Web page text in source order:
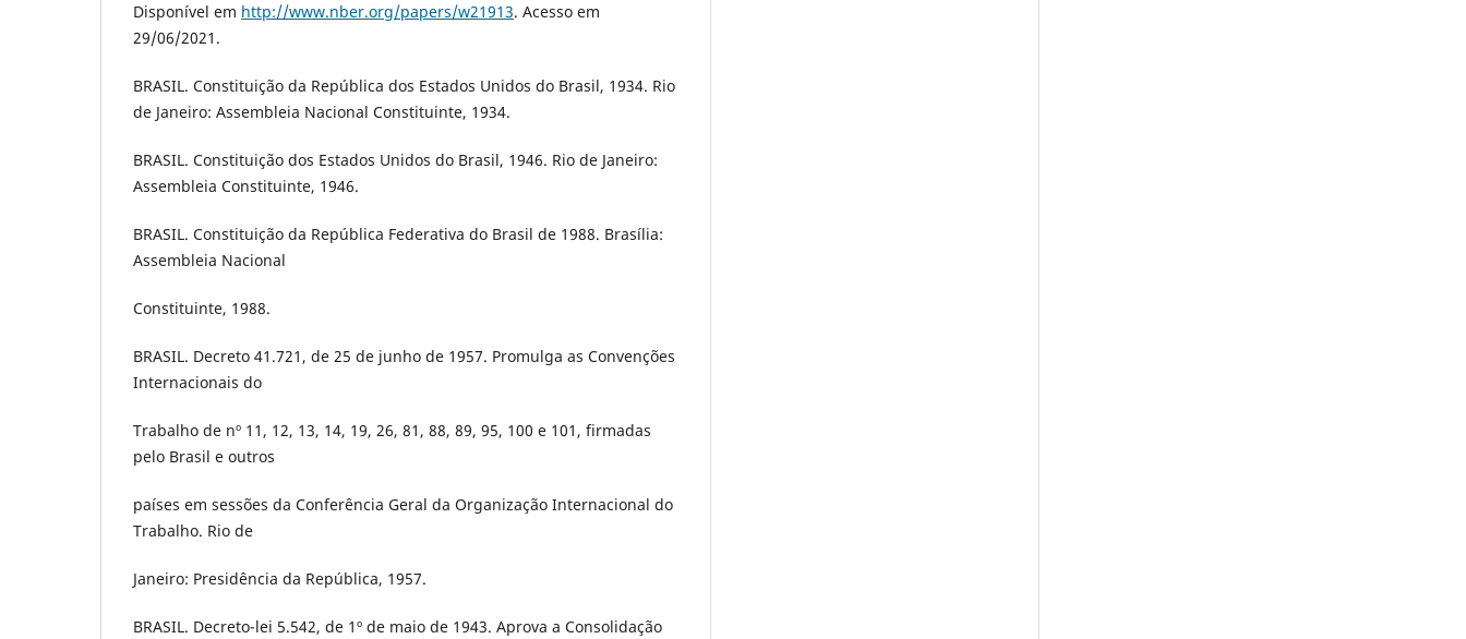
Disponível em http://www.nber.org/papers/w21913. Acesso em
29/06/2021.
BRASIL. Constituição da República dos Estados Unidos do Brasil, 1934. Rio
de Janeiro: Assembleia Nacional Constituinte, 1934.
BRASIL. Constituição dos Estados Unidos do Brasil, 1946. Rio de Janeiro:
Assembleia Constituinte, 1946.
BRASIL. Constituição da República Federativa do Brasil de 1988. Brasília:
Assembleia Nacional
Constituinte, 1988.
BRASIL. Decreto 41.721, de 25 de junho de 1957. Promulga as Convenções
Internacionais do
Trabalho de nº 11, 12, 13, 14, 19, 26, 81, 88, 89, 95, 100 e 101, firmadas
pelo Brasil e outros
países em sessões da Conferência Geral da Organização Internacional do
Trabalho. Rio de
Janeiro: Presidência da República, 1957.
BRASIL. Decreto-lei 5.542, de 1º de maio de 1943. Aprova a Consolidação